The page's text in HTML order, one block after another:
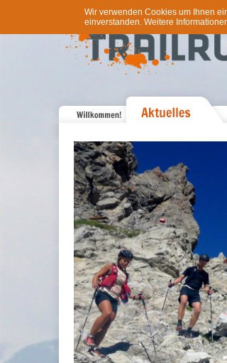
Wir verwenden Cookies um Ihnen
einverstanden. Weitere